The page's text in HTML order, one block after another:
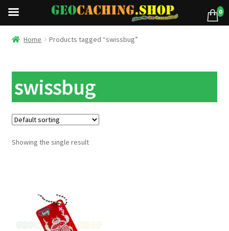
Home Products tagged “swissbug”
swissbug
Showing the single result
0